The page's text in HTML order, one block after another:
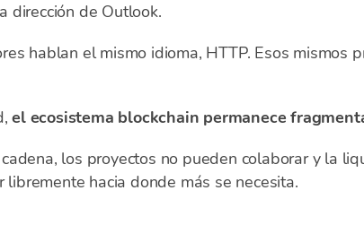
dirección de Outlook.
hablan el mismo idioma, HTTP. Esos mismos
el ecosistema blockchain permanece
los proyectos no pueden colaborar y la
hacia donde más se necesita.